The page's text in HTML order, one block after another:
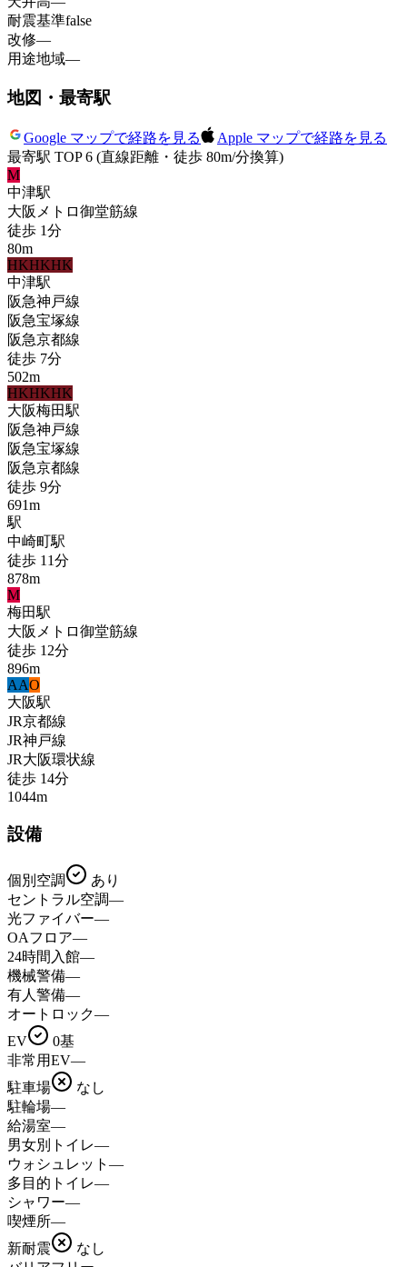
耐震基準false
改修—
用途地域—
地図・最寄駅
Google マップで経路を見る
Apple マップで経路を見る
最寄駅 TOP 6 (直線距離・徒歩 80m/分換算)
M
中津駅
大阪メトロ御堂筋線
徒歩 1分
80m
HKHKHK
中津駅
阪急神戸線
阪急宝塚線
阪急京都線
徒歩 7分
502m
HKHKHK
大阪梅田駅
阪急神戸線
阪急宝塚線
阪急京都線
徒歩 9分
691m
駅
中崎町駅
徒歩 11分
878m
M
梅田駅
大阪メトロ御堂筋線
徒歩 12分
896m
AAO
大阪駅
JR京都線
JR神戸線
JR大阪環状線
徒歩 14分
1044m
設備
個別空調
あり
セントラル空調—
光ファイバー—
OAフロア—
24時間入館—
機械警備—
有人警備—
オートロック—
EV
0基
非常用EV—
駐車場
なし
駐輪場—
給湯室—
男女別トイレ—
ウォシュレット —
多目的トイレ—
シャワー—
喫煙所—
新耐震
なし